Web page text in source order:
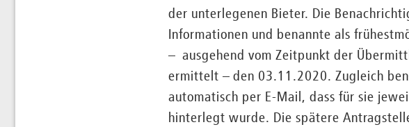
der unterlegenen Bieter. Die
Informationen und benannte als
– ausgehend vom Zeitpunkt der
ermittelt – den 03.11.2020. Zugleich
automatisch per E-Mail, dass für sie
hinterlegt wurde. Die spätere